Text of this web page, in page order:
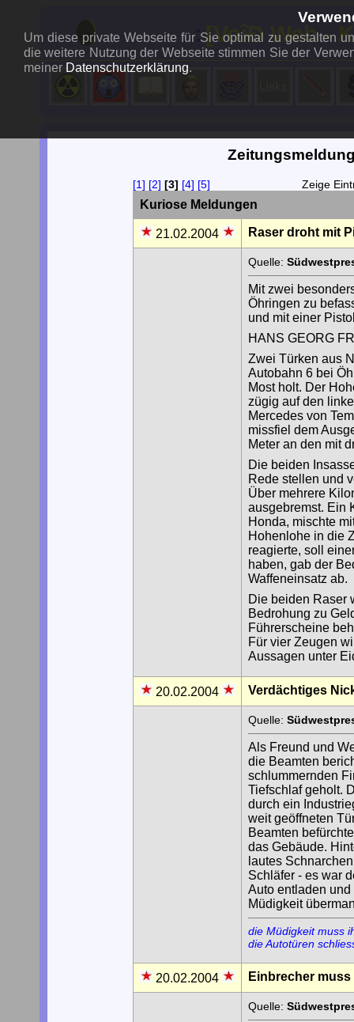
..:[VoîÐ Web -
[1] [2] [3] [4] [5] Zeige
Kuriose Meldungen
21.02.2004 Raser droht mit
Quelle:
Mit zwei
Öhringen zu
und mit einer
HANS GEORG
Zwei Türken aus
Autobahn 6 bei
Most holt. Der
zügig auf den
Mercedes von
missfiel dem
Meter an den mit
Die beiden
Rede stellen und
Über mehrere
ausgebremst. Ein
Honda, mischte
Hohenlohe in die
reagierte, soll
haben, gab der
Waffeneinsatz ab.
Die beiden Raser
Bedrohung zu
Führerscheine
Für vier Zeugen
Aussagen unter
20.02.2004 Verdächtiges
Quelle:
Als Freund und
die Beamten
schlummernden
Tiefschlaf geholt.
durch ein
weit geöffneten
Beamten
das Gebäude.
lautes
Schläfer - es war
Auto entladen
Müdigkeit
die Müdigkeit muss
die Autotüren
20.02.2004 Einbrecher
Quelle:
Um diese private Webseite für Sie optimal zu gestalten
die weitere Nutzung der Webseite stimmen Sie der
meiner Datenschutzerklärung.